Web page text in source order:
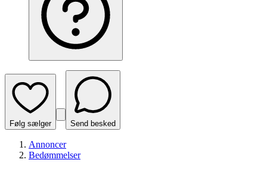
Følg sælger Send besked
Annoncer
Bedømmelser